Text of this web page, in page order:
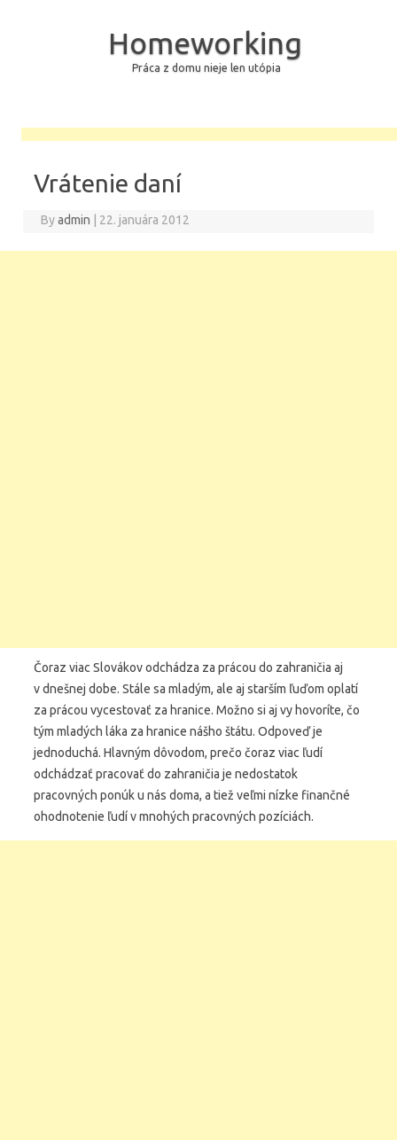
Homeworking
Práca z domu nieje len utópia
Vrátenie daní
Byadmin 22. januára 2012
Čoraz viac Slovákov odchádza za prácou do zahraničia aj
v dnešnej dobe. Stále sa mladým, ale aj starším ľuďom oplatí
za prácou vycestovať za hranice. Možno si aj vy hovoríte, čo
tým mladých láka za hranice nášho štátu. Odpoveď je
jednoduchá. Hlavným dôvodom, prečo čoraz viac ľudí
odchádzať pracovať do zahraničia je nedostatok
pracovných ponúk u nás doma, a tiež veľmi nízke finančné
ohodnotenie ľudí v mnohých pracovných pozíciách.